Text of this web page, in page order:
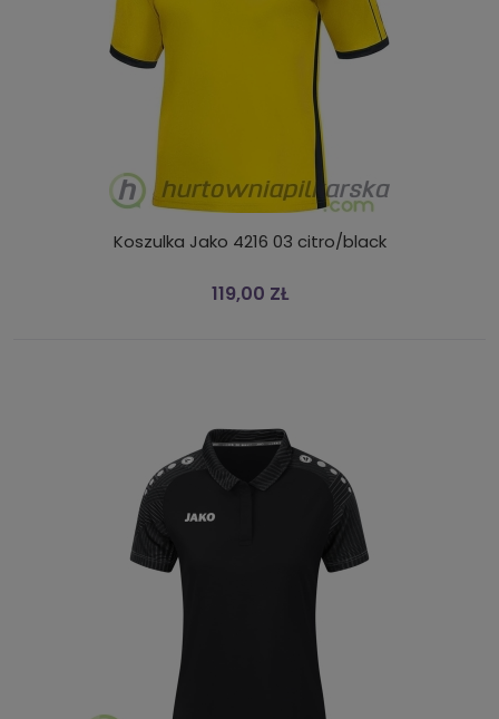
Koszulka Jako 4216 03 citro/black
119,00 ZŁ